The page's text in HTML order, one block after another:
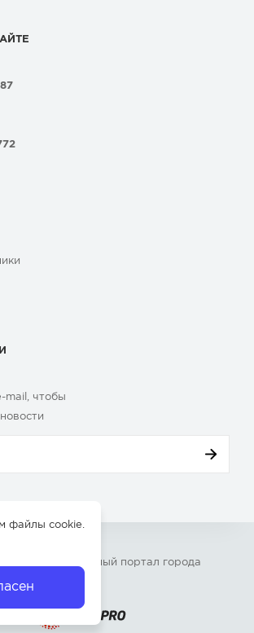
mail, чтобы
» – Главный портал города
области
файлы cookie.